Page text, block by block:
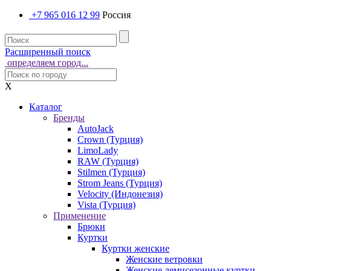
+7 965 016 12 99 Россия
Расширенный поиск
определяем город...
X
Каталог
Бренды
AutoJack
Crown (Турция)
LimoLady
RAW (Турция)
Stilmen (Турция)
Strom Jeans (Турция)
Velocity (Индонезия)
Vista (Турция)
Применение
Брюки
Куртки
Куртки женские
Женские ветровки